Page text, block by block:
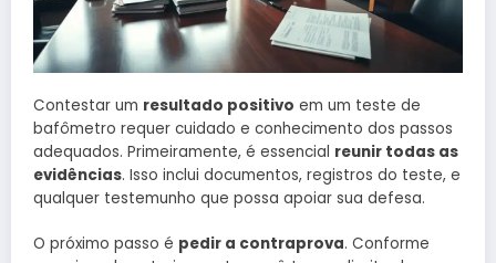
Contestar um resultado positivo em um teste de
bafômetro requer cuidado e conhecimento dos passos
adequados. Primeiramente, é essencial reunir todas as
evidências. Isso inclui documentos, registros do teste, e
qualquer testemunho que possa apoiar sua defesa.
O próximo passo é pedir a contraprova. Conforme